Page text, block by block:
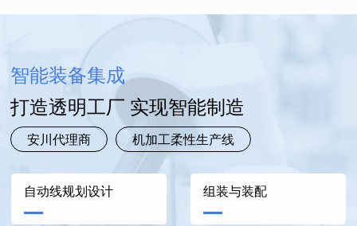
智能装备集成
打造透明工厂 实现智能制造
安川代理商 机加工柔性生产线
自动线规划设计 组装与装配